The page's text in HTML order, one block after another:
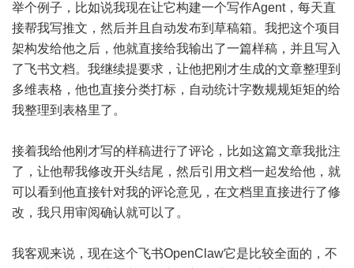
举个例子，比如说我现在让它构建一个写作Agent，每天直
接帮我写推文，然后并且自动发布到草稿箱。我把这个项目
架构发给他之后，他就直接给我输出了一篇样稿，并且写入
了飞书文档。我继续提要求，让他把刚才生成的文章整理到
多维表格，他也直接分类打标，自动统计字数规规矩矩的给
我整理到表格里了。
接着我给他刚才写的样稿进行了评论，比如这篇文章我批注
了，让他帮我修改开头结尾，然后引用文档一起发给他，就
可以看到他直接针对我的评论意见，在文档里直接进行了修
改，我只用审阅确认就可以了。
我客观来说，现在这个飞书OpenClaw它是比较全面的，不